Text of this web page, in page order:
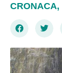
CRONACA,